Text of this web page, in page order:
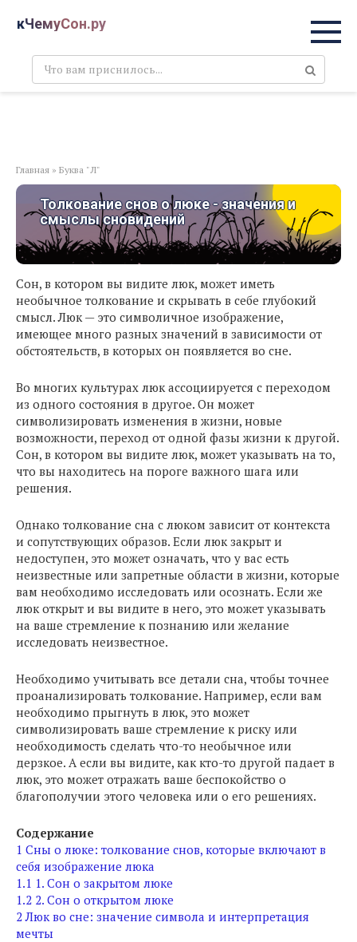
кЧемуСон.ру
Поиск:
Главная » Буква "Л"
Толкование снов о люке - значения и
смыслы сновидений
Сон, в котором вы видите люк, может иметь
необычное толкование и скрывать в себе глубокий
смысл. Люк — это символичное изображение,
имеющее много разных значений в зависимости от
обстоятельств, в которых он появляется во сне.
Во многих культурах люк ассоциируется с переходом
из одного состояния в другое. Он может
символизировать изменения в жизни, новые
возможности, переход от одной фазы жизни к другой.
Сон, в котором вы видите люк, может указывать на то,
что вы находитесь на пороге важного шага или
решения.
Однако толкование сна с люком зависит от контекста
и сопутствующих образов. Если люк закрыт и
недоступен, это может означать, что у вас есть
неизвестные или запретные области в жизни, которые
вам необходимо исследовать или осознать. Если же
люк открыт и вы видите в него, это может указывать
на ваше стремление к познанию или желание
исследовать неизвестное.
Необходимо учитывать все детали сна, чтобы точнее
проанализировать толкование. Например, если вам
необходимо прыгнуть в люк, это может
символизировать ваше стремление к риску или
необходимость сделать что-то необычное или
дерзкое. А если вы видите, как кто-то другой падает в
люк, это может отражать ваше беспокойство о
благополучии этого человека или о его решениях.
Содержание
1 Сны о люке: толкование снов, которые включают в
себя изображение люка
1.1 1. Сон о закрытом люке
1.2 2. Сон о открытом люке
2 Люк во сне: значение символа и интерпретация
мечты